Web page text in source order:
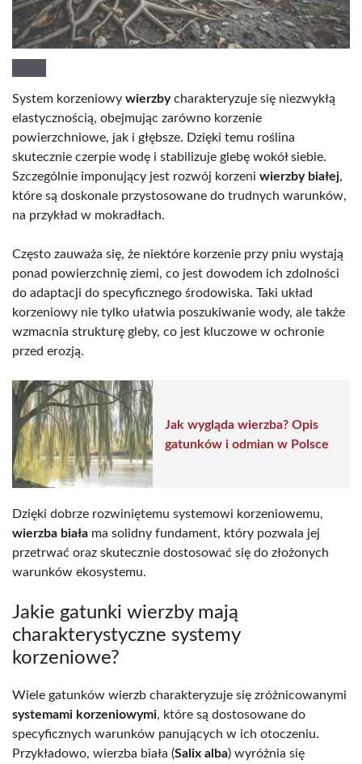
System korzeniowy wierzbycharakteryzuje się niezwykłą
elastycznością, obejmując zarówno korzenie
powierzchniowe, jak i głębsze. Dzięki temu roślina
skutecznie czerpie wodę i stabilizuje glebę wokół siebie.
Szczególnie imponujący jest rozwój korzeni wierzby białej,
które są doskonale przystosowane do trudnych warunków,
na przykład w mokradłach.
Często zauważa się, że niektóre korzenie przy pniu wystają
ponad powierzchnię ziemi, co jest dowodem ich zdolności
do adaptacji do specyficznego środowiska. Taki układ
korzeniowy nie tylko ułatwia poszukiwanie wody, ale także
wzmacnia strukturę gleby, co jest kluczowe w ochronie
przed erozją.
Jak wygląda wierzba? Opis
gatunków i odmian w Polsce
Dzięki dobrze rozwiniętemu systemowi korzeniowemu,
wierzba biała ma solidny fundament, który pozwala jej
przetrwać oraz skutecznie dostosować się do złożonych
warunków ekosystemu.
Jakie gatunki wierzby mają
charakterystyczne systemy
korzeniowe?
Wiele gatunków wierzb charakteryzuje się zróżnicowanymi
systemami korzeniowymi, które są dostosowane do
specyficznych warunków panujących w ich otoczeniu.
Przykładowo, wierzba biała (Salix alba) wyróżnia się